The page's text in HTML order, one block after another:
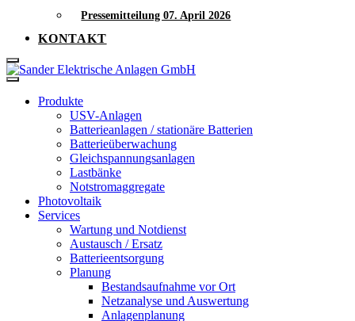
Pressemitteilung 07. April 2026
KONTAKT
Produkte
USV-Anlagen
Batterieanlagen / stationäre Batterien
Batterieüberwachung
Gleichspannungsanlagen
Lastbänke
Notstromaggregate
Photovoltaik
Services
Wartung und Notdienst
Austausch / Ersatz
Batterieentsorgung
Planung
Bestandsaufnahme vor Ort
Netzanalyse und Auswertung
Anlagenplanung